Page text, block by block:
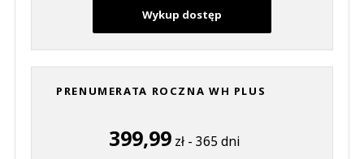
Wykup dostęp
PRENUMERATA ROCZNA WH PLUS
399,99zł - 365 dni